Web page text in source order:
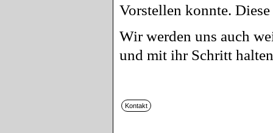
Vorstellen konnte.
Wir werden uns auch
und mit ihr Schritt